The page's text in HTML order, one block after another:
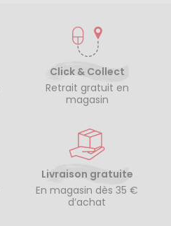
Click & Collect
Retrait gratuit en
magasin
Livraison gratuite
En magasin dès 35 €
d’achat